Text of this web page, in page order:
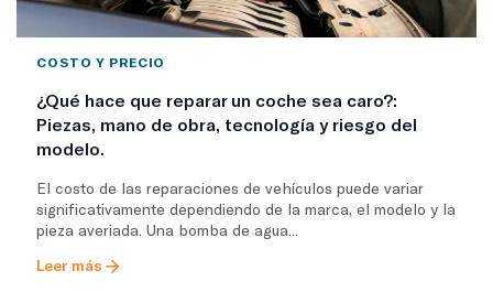
COSTO Y PRECIO
¿Qué hace que reparar un coche sea caro?:
Piezas, mano de obra, tecnología y riesgo del
modelo.
El costo de las reparaciones de vehículos puede variar
significativamente dependiendo de la marca, el modelo y la
pieza averiada. Una bomba de agua...
Leer más